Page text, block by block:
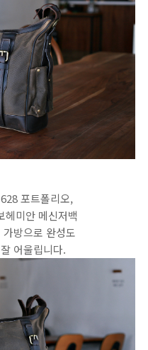
포트폴리오,
헤미안 메신저백
방으로 완성도
어울립니다.